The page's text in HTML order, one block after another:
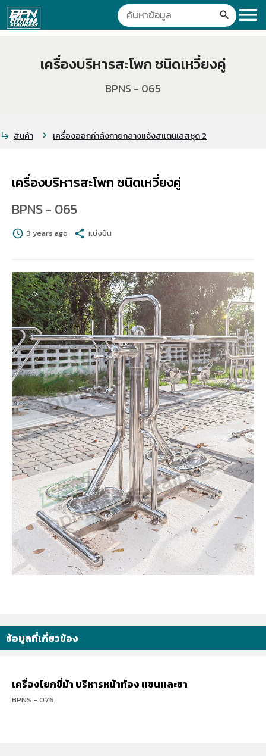
menu
search
เครื่องบริหารสะโพก ชนิดเหวี่ยงคู่
BPNS - 065
subdirectory_arrow_right สินค้า chevron_right เครื่องออกกำลังกายกลางแจ้งสแตนเลสชุด 2
เครื่องบริหารสะโพก ชนิดเหวี่ยงคู่
BPNS - 065
schedule 3 years ago share แบ่งปัน
ข้อมูลที่เกี่ยวข้อง
เครื่องโยกขี่ม้า บริหารหน้าท้อง แขนและขา
BPNS - 076